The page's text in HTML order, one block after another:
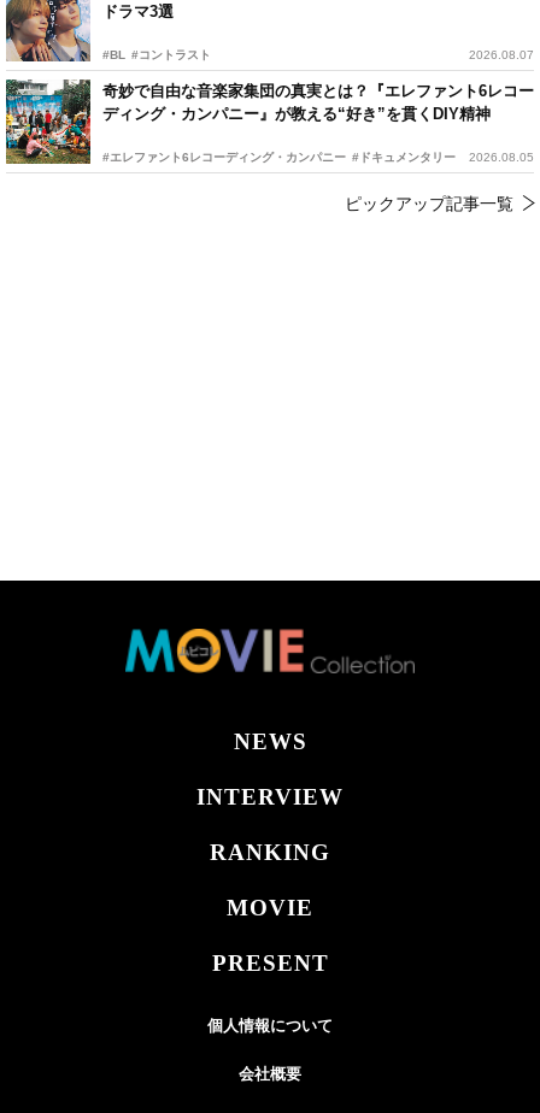
ドラマ3選
#BL #コントラスト 2026.08.07
奇妙で自由な音楽家集団の真実とは？『エレファント6レコー
ディング・カンパニー』が教える“好き”を貫くDIY精神
#エレファント6レコーディング・カンパニー #ドキュメンタリー 2026.08.05
ピックアップ記事一覧
NEWS
INTERVIEW
RANKING
MOVIE
PRESENT
個人情報について
会社概要